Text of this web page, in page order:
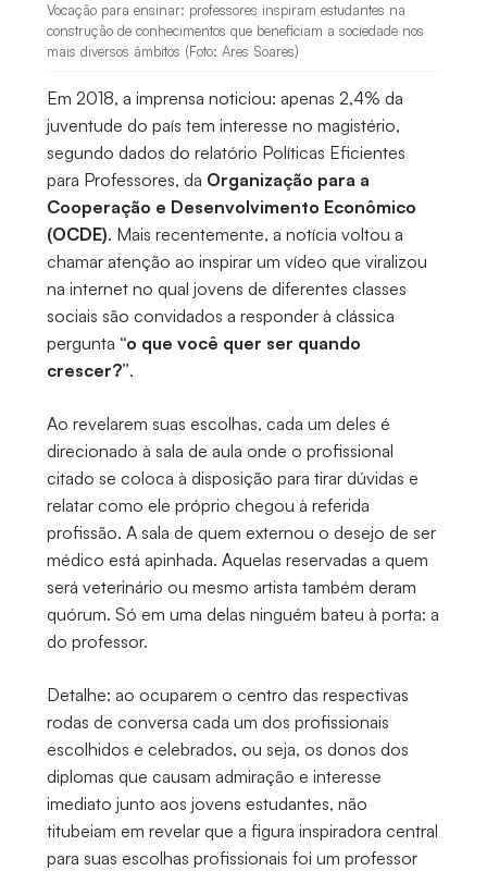
Vocação para ensinar: professores inspiram estudantes na
construção de conhecimentos que beneficiam a sociedade nos
mais diversos âmbitos (Foto: Ares Soares)
Em 2018, a imprensa noticiou: apenas 2,4% da
juventude do país tem interesse no magistério,
segundo dados do relatório Políticas Eficientes
para Professores, da Organização para a
Cooperação e Desenvolvimento Econômico
(OCDE). Mais recentemente, a notícia voltou a
chamar atenção ao inspirar um vídeo que viralizou
na internet no qual jovens de diferentes classes
sociais são convidados a responder à clássica
pergunta “o que você quer ser quando
crescer?”.
Ao revelarem suas escolhas, cada um deles é
direcionado à sala de aula onde o profissional
citado se coloca à disposição para tirar dúvidas e
relatar como ele próprio chegou à referida
profissão. A sala de quem externou o desejo de ser
médico está apinhada. Aquelas reservadas a quem
será veterinário ou mesmo artista também deram
quórum. Só em uma delas ninguém bateu à porta: a
do professor.
Detalhe: ao ocuparem o centro das respectivas
rodas de conversa cada um dos profissionais
escolhidos e celebrados, ou seja, os donos dos
diplomas que causam admiração e interesse
imediato junto aos jovens estudantes, não
titubeiam em revelar que a figura inspiradora central
para suas escolhas profissionais foi um professor